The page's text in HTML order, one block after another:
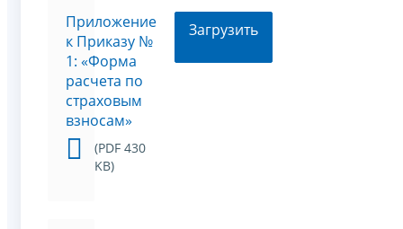
Приложение
к Приказу №
1: «Форма
расчета по
страховым
взносам»
(PDF 430
KB)
Загрузить